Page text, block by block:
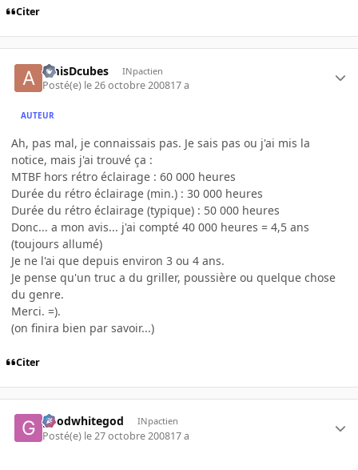
Citer
amisDcubes INpactien
Posté(e) le 26 octobre 200817 a
AUTEUR
Ah, pas mal, je connaissais pas. Je sais pas ou j'ai mis la
notice, mais j'ai trouvé ça :
MTBF hors rétro éclairage : 60 000 heures
Durée du rétro éclairage (min.) : 30 000 heures
Durée du rétro éclairage (typique) : 50 000 heures
Donc... a mon avis... j'ai compté 40 000 heures = 4,5 ans
(toujours allumé)
Je ne l'ai que depuis environ 3 ou 4 ans.
Je pense qu'un truc a du griller, poussière ou quelque chose
du genre.
Merci. =).
(on finira bien par savoir...)
Citer
goodwhitegod INpactien
Posté(e) le 27 octobre 200817 a